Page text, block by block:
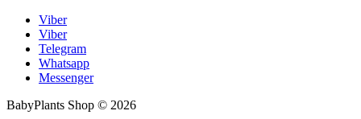
Viber
Viber
Telegram
Whatsapp
Messenger
BabyPlants Shop © 2026